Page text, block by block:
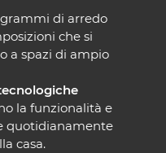
di arredo
che si
a spazi di ampio
la funzionalità e
quotidianamente
casa.